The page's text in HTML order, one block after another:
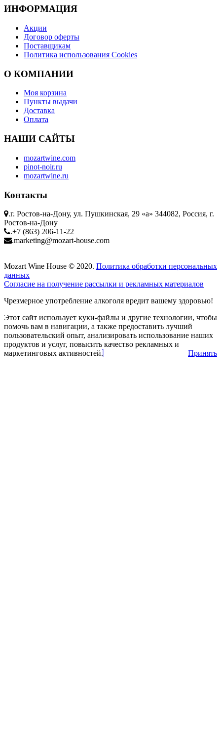
ИНФОРМАЦИЯ
Акции
Договор оферты
Поставщикам
Политика использования Cookies
O КОМПАНИИ
Моя корзина
Пункты выдачи
Доставка
Оплата
НАШИ САЙТЫ
mozartwine.com
pinot-noir.ru
mozartwine.ru
Контакты
.г. Ростов-на-Дону, ул. Пушкинская, 29 «а» 344082, Россия, г.
Ростов-на-Дону
.+7 (863) 206-11-22
.marketing@mozart-house.com
Mozart Wine House © 2020. Политика обработки персональных
данных
Согласие на получение рассылки и рекламных материалов
Чрезмерное употребление алкоголя вредит вашему здоровью!
Этот сайт использует куки-файлы и другие технологии, чтобы
помочь вам в навигации, а также предоставить лучший
пользовательский опыт, анализировать использование наших
продуктов и услуг, повысить качество рекламных и
маркетинговых активностей.
Принять